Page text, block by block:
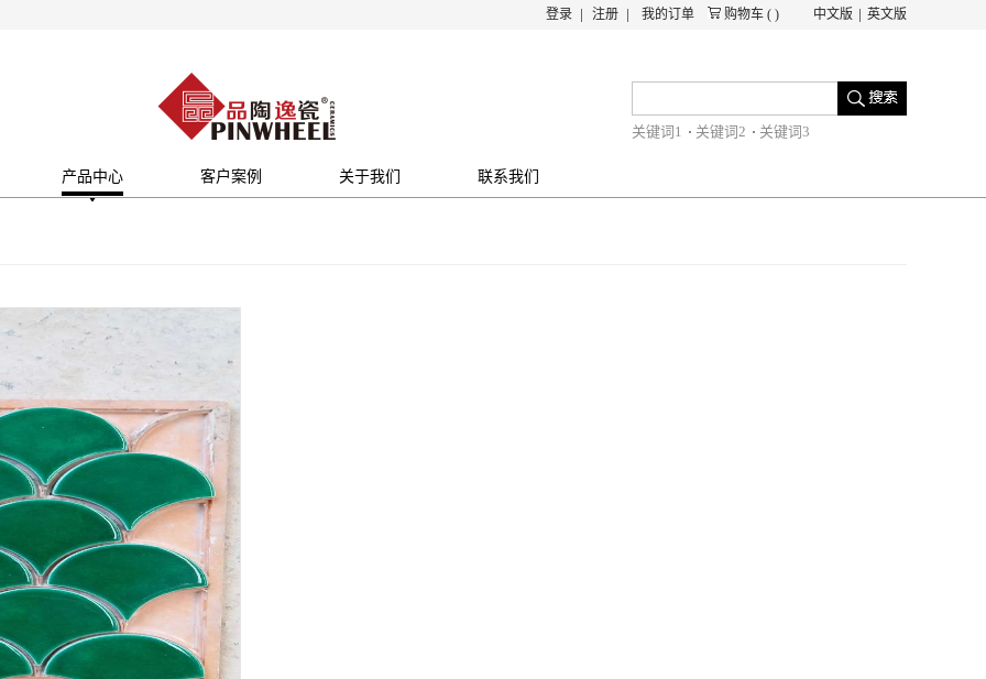
中文版 英文版
购物车 ( )
我的订单
登录 注册
关键词1 关键词2 关键词3
产品中心 客户案例 关于我们 联系我们